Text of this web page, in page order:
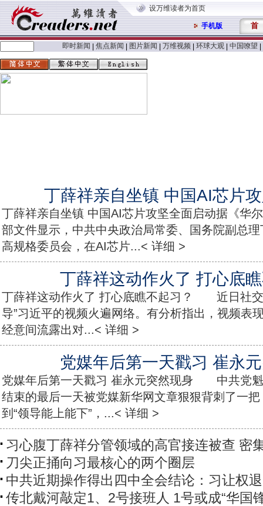
设万维读者为首页
手机版 首
即时新闻 焦点新闻 图片新闻 万维视频 环球大观 中国嘹望
丁薛祥亲自坐镇 中国AI芯片
丁薛祥亲自坐镇 中国AI芯片攻坚全面启动据《华
部文件显示，中共中央政治局常委、国务院副总
高规格委员会，在AI芯片...< 详细 >
丁薛祥这动作火了 打心底
丁薛祥这动作火了 打心底瞧不起习？ 近日社交
导”习近平的视频火遍网络。有分析指出，视频表
经意间流露出对...< 详细 >
党媒年后第一天戳习 崔永
党媒年后第一天戳习 崔永元突然现身 中共党魁
结束的最后一天被党媒新华网文章狠狠背刺了一
到“领导能上能下”，...< 详细 >
习心腹丁薛祥分管领域的高官接连被查 密
刀尖正捅向习最核心的两个圈层
中共近期操作得出四中全会结论：习让权
传北戴河敲定1、2号接班人 1号或成“华国